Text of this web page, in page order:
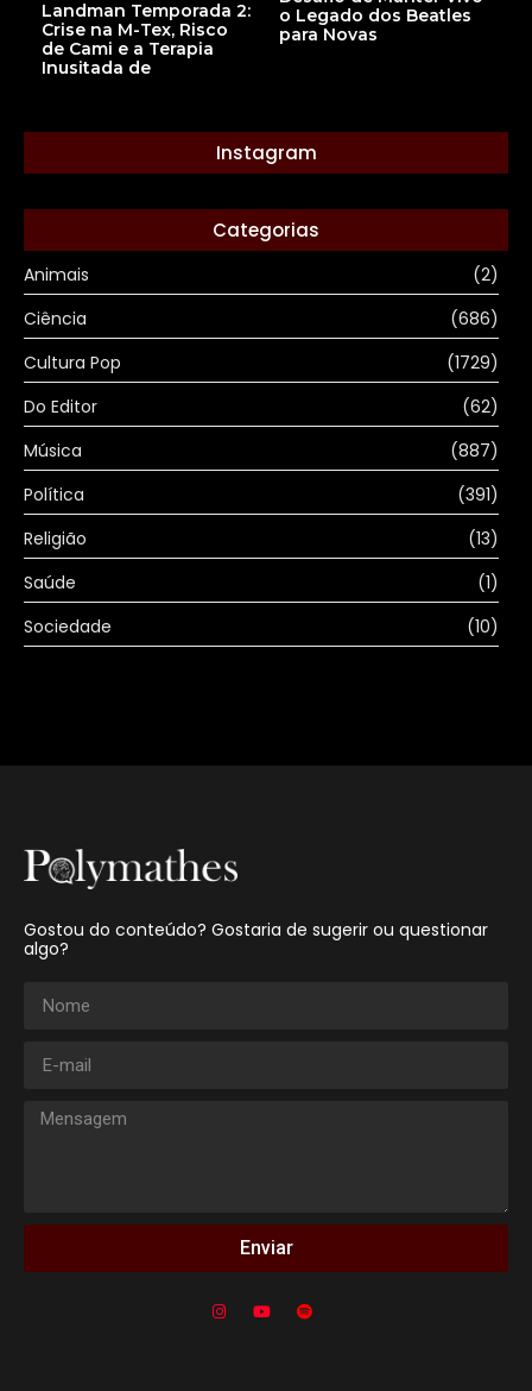
o Legado dos Beatles
para Novas
Landman Temporada 2:
Crise na M-Tex, Risco
de Cami e a Terapia
Inusitada de
Instagram
Categorias
Animais
(2)
Ciência
(686)
Cultura Pop
(1729)
Do Editor
(62)
Música
(887)
Política
(391)
Religião
(13)
Saúde
(1)
Sociedade
(10)
Gostou do conteúdo? Gostaria de sugerir ou questionar
algo?
Enviar